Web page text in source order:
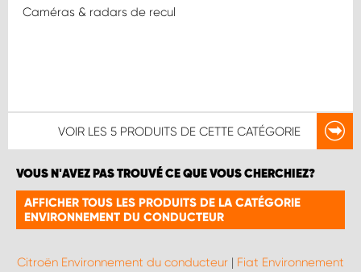
Caméras & radars de recul
VOIR LES 5 PRODUITS DE CETTE CATÉGORIE
VOUS N'AVEZ PAS TROUVÉ CE QUE VOUS CHERCHIEZ?
AFFICHER TOUS LES PRODUITS DE LA CATÉGORIE
ENVIRONNEMENT DU CONDUCTEUR
Citroën Environnement du conducteur | Fiat Environnement